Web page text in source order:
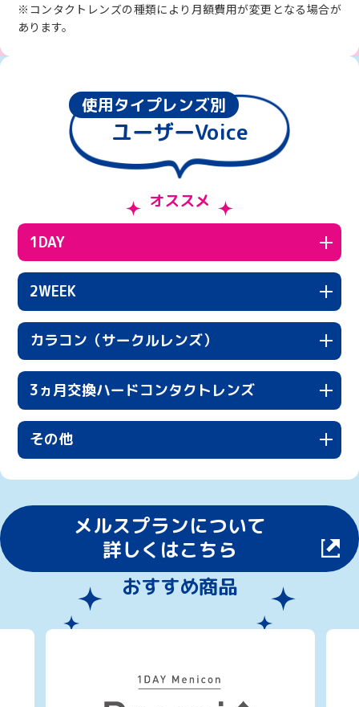
※コンタクトレンズの種類により月額費用が変更となる場合が
あります。
使用タイプレンズ別
ユーザーVoice
オススメ
1DAY
2WEEK
カラコン（サークルレンズ）
3ヵ月交換ハードコンタクトレンズ
その他
メルスプランについて
詳しくはこちら
おすすめ商品